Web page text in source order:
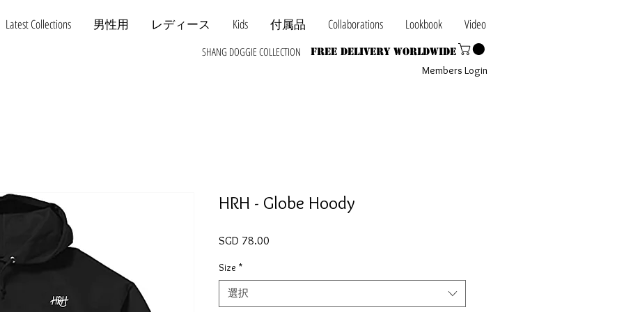
Latest Collections 男性用 レディース Kids 付属品 Collaborations Lookbook Video
Free Delivery Worldwide
SHANG DOGGIE COLLECTION
Members Login
HRH - Globe Hoody
SGD 78.00
Size *
選択